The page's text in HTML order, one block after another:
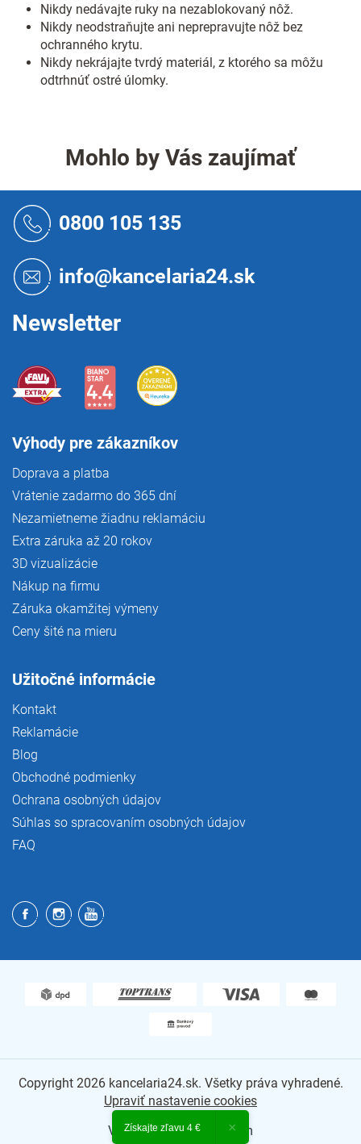
Nikdy nedávajte ruky na nezablokovaný nôž.
Nikdy neodstraňujte ani neprepravujte nôž bez
ochranného krytu.
Nikdy nekrájajte tvrdý materiál, z ktorého sa môžu
odtrhnúť ostré úlomky.
Mohlo by Vás zaujímať
0800 105 135
info@kancelaria24.sk
Newsletter
Výhody pre zákazníkov
Doprava a platba
Vrátenie zadarmo do 365 dní
Nezamietneme žiadnu reklamáciu
Extra záruka až 20 rokov
3D vizualizácie
Nákup na firmu
Záruka okamžitej výmeny
Ceny šité na mieru
Užitočné informácie
Kontakt
Reklamácie
Blog
Obchodné podmienky
Ochrana osobných údajov
Súhlas so spracovaním osobných údajov
FAQ
Vytvoril Shoptet Premium
Copyright 2026 kancelaria24.sk. Všetky práva vyhradené.
Upraviť nastavenie cookies
Získajte zľavu 4 € ×